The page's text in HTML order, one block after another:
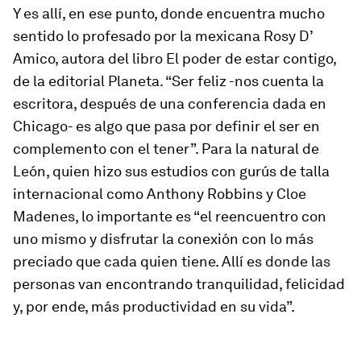
Y es allí, en ese punto, donde encuentra mucho
sentido lo profesado por la mexicana Rosy D’
Amico, autora del libro El poder de estar contigo,
de la editorial Planeta. “Ser feliz -nos cuenta la
escritora, después de una conferencia dada en
Chicago- es algo que pasa por definir el ser en
complemento con el tener”. Para la natural de
León, quien hizo sus estudios con gurús de talla
internacional como Anthony Robbins y Cloe
Madenes, lo importante es “el reencuentro con
uno mismo y disfrutar la conexión con lo más
preciado que cada quien tiene. Allí es donde las
personas van encontrando tranquilidad, felicidad
y, por ende, más productividad en su vida”.